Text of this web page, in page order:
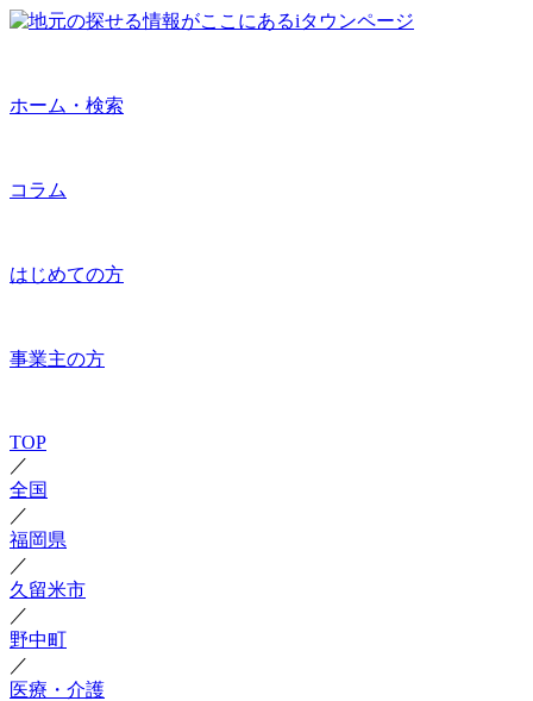
ホーム・検索
コラム
はじめての方
事業主の方
TOP
／
全国
／
福岡県
／
久留米市
／
野中町
／
医療・介護